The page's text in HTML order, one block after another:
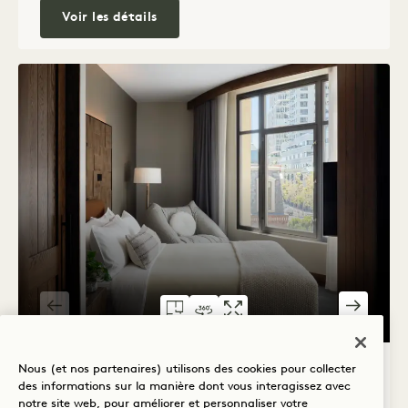
Voir les détailsSuite Studio Terrasse
PLAN D'ÉTAGE 590STUDIO KING
VISITE À 360° 590STUDIO
GALERIE 590STUDIO
STUDIO KING AVEC BAIGNOIRE
Nous (et nos partenaires) utilisons des cookies pour collecter
des informations sur la manière dont vous interagissez avec
notre site web, pour améliorer et personnaliser votre